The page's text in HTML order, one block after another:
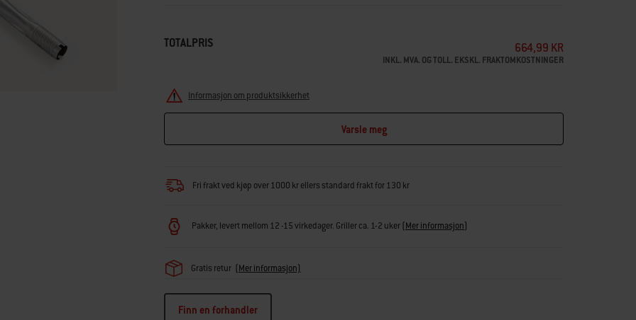
TOTALPRIS 664,99 KR
INKL. MVA. OG TOLL. EKSKL. FRAKTOMKOSTNINGER
Informasjon om produktsikkerhet
Varsle meg
Fri frakt ved kjøp over 1000 kr ellers standard frakt for 130 kr
Pakker, levert mellom 12 -15 virkedager. Griller ca. 1-2 uker(Mer informasjon)
Gratis retur (Mer informasjon)
Finn en forhandler